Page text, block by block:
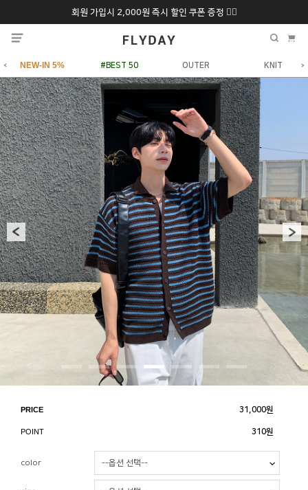
회원 가입시 2,000원 즉시 할인 쿠폰 증정 ❤️‍🔥
추석 특별 할인 10~20% 9/6 화 ~ 9/12월
NEW-IN 5% #BEST 50 OUTER KNIT
PRICE 31,000원
POINT 310원
color